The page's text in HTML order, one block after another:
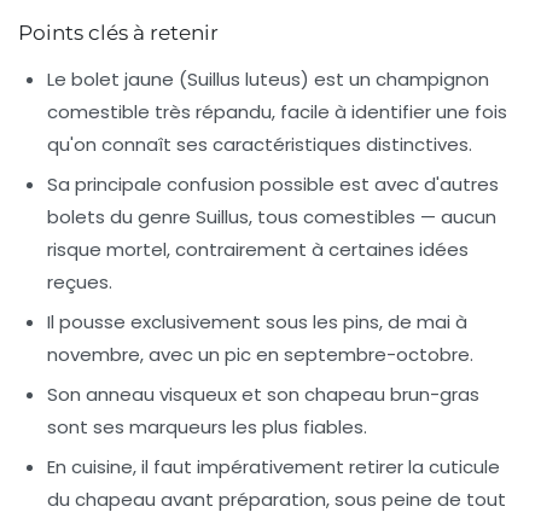
Points clés à retenir
Le bolet jaune (Suillus luteus) est un champignon
comestible très répandu, facile à identifier une fois
qu'on connaît ses caractéristiques distinctives.
Sa principale confusion possible est avec d'autres
bolets du genre Suillus, tous comestibles — aucun
risque mortel, contrairement à certaines idées
reçues.
Il pousse exclusivement sous les pins, de mai à
novembre, avec un pic en septembre-octobre.
Son anneau visqueux et son chapeau brun-gras
sont ses marqueurs les plus fiables.
En cuisine, il faut impérativement retirer la cuticule
du chapeau avant préparation, sous peine de tout